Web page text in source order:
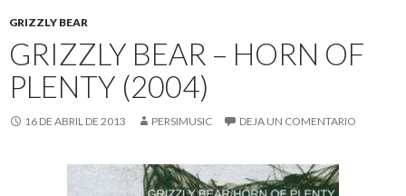
GRIZZLY BEAR
GRIZZLY BEAR – HORN OF
PLENTY (2004)
16 DE ABRIL DE 2013 PERSIMUSIC DEJA UN COMENTARIO